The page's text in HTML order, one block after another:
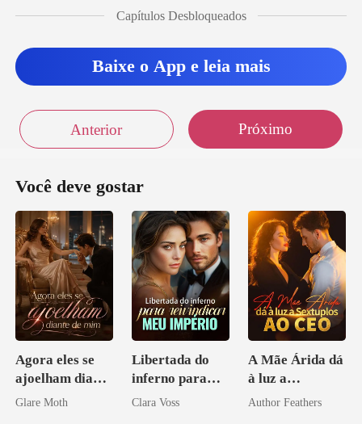
Capítulos Desbloqueados
Baixe o App e leia mais
Anterior Próximo
Você deve gostar
Agora eles se
ajoelham diante
de mim
Glare Moth
Libertada do
inferno para
reivindicar meu
Clara Voss
A Mãe Árida dá
à luz a
Sextuplos ao
Author Feathers